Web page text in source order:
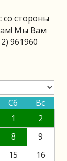
стороны
Мы Вам
961960
Сб
Вс
1
2
8
9
15
16